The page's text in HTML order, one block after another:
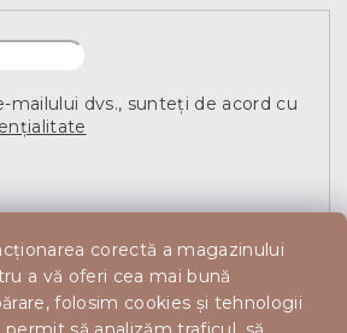
corectă a magazinului
a vă oferi cea mai bună
folosim cookies și tehnologii
mailului dvs., sunteți de acord cu